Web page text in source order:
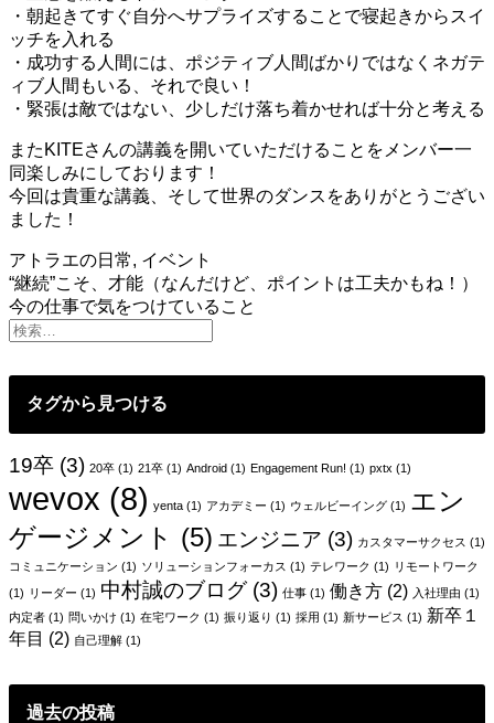
・朝起きてすぐ自分へサプライズすることで寝起きからスイ
ッチを入れる
・成功する人間には、ポジティブ人間ばかりではなくネガテ
ィブ人間もいる、それで良い！
・ 緊張は敵ではない、少しだけ落ち着かせれば十分と考える
またKITEさんの講義を開いていただけることをメンバー一
同楽しみにしております！
今回は貴重な講義、そして世界のダンスをありがとうござい
ました！
アトラエの日常, イベント
投
稿
ビ
ゲ
ー
シ
ョ
ン
“継続”こそ、才能（なんだけど、ポイントは工夫かもね！）
今の仕事で気をつけていること
タグから見つける
19卒 (3) 20卒 (1) 21卒 (1) Android (1) Engagement Run! (1) pxtx (1)
wevox (8) yenta (1) アカデミー (1) ウェルビーイング (1) エン
ゲージメント (5) エンジニア (3) カスタマーサクセス (1)
コミュニケーション (1) ソリューションフォーカス (1) テレワーク (1) リモートワーク
(1) リーダー (1) 中村誠のブログ(3) 仕事 (1) 働き方 (2) 入社理由 (1)
内定者 (1) 問いかけ (1) 在宅ワーク (1) 振り返り (1) 採用 (1) 新サービス (1) 新卒１
年目 (2) 自己理解 (1)
過去の投稿